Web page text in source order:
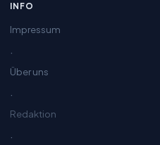
INFO
Impressum
·
Über uns
·
Redaktion
·